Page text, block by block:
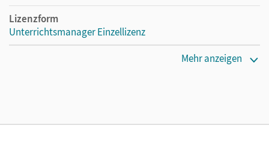
Lizenzform
Unterrichtsmanager Einzellizenz
Unterrichtsmanagers solange das Lehrwerk erhältlich ist.
Mehr anzeigen